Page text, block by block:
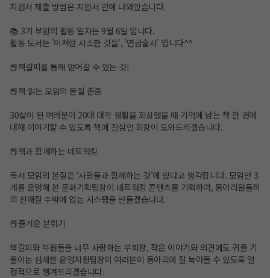
지원서 제출 방법은 지원서 안에 나와있습니다.
📚 3기 부원의 활동 일자는 9월 6일 입니다.
활동 도서는 '이처럼 사소한 것들', '연금술사' 입니다^^
📕책갈피를 통해 얻어갈 수 있는 것!
📕책 읽는 모임의 본질 존중
30살이 된 여러분이 20대 대학 생활을 회상했을 때 기억에 남는 책 한 권에
대해 이야기할 수 있도록 책에 진심인 회장이 도와드리겠습니다.
📕책과 함께하는 네트워킹
독서 모임의 본질은 ‘사람들과 함께하는 것’에 있다고 생각합니다. 모임만 3
개를 운영해 본 문화기획팀장이 네트워킹 콘텐츠를 기획하여, 동아리원들끼
리 친해질 수밖에 없는 시스템을 만들겠습니다.
📕즐거운 분위기
책갈피와 부원들을 너무 사랑하는 부회장, 작은 이야기와 의견에도 귀를 기
울이는 섬세한 운영지원팀장이 여러분이 동아리에 잘 녹아들 수 있도록 열
정적으로 챙겨드리겠습니다.